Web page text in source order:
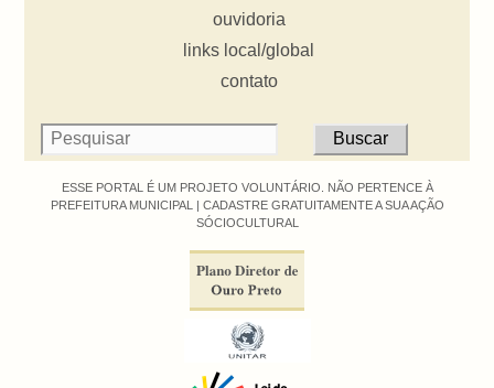
ouvidoria
links local/global
contato
ESSE PORTAL É UM PROJETO VOLUNTÁRIO. NÃO PERTENCE À
PREFEITURA MUNICIPAL | CADASTRE GRATUITAMENTE A SUA AÇÃO
SÓCIOCULTURAL